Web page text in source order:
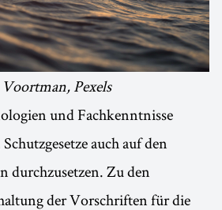
Pexels
und Fachkenntnisse
auch auf den
durchzusetzen. Zu den
der Vorschriften für die